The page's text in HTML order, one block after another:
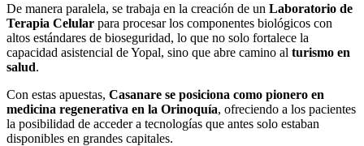
De manera paralela, se trabaja en la creación de un Laboratorio de
Terapia Celular para procesar los componentes biológicos con
altos estándares de bioseguridad, lo que no solo fortalece la
capacidad asistencial de Yopal, sino que abre camino al turismo en
salud.
Con estas apuestas, Casanare se posiciona como pionero en
medicina regenerativa en la Orinoquía, ofreciendo a los pacientes
la posibilidad de acceder a tecnologías que antes solo estaban
disponibles en grandes capitales.